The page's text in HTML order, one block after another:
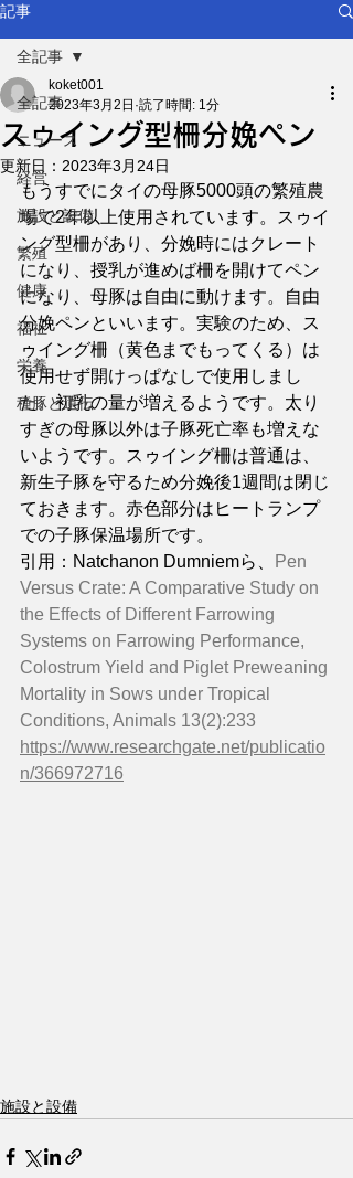
記事
全記事
ニュース
経営
施設と設備
繁殖
健康
福祉
栄養
種豚と遺伝
全記事
スゥイング型柵分娩ペン
koket001
2023年3月2日 読了時間: 1分
更新日： 2023年3月24日
もうすでにタイの母豚5000頭の繁殖農
場で2年以上使用されています。スゥイ
ング型柵があり、分娩時にはクレート
になり、授乳が進めば柵を開けてペン
になり、母豚は自由に動けます。自由
分娩ペンといいます。実験のため、ス
ゥイング柵（黄色までもってくる）は
使用せず開けっぱなしで使用しまし
た。初乳の量が増えるようです。太り
すぎの母豚以外は子豚死亡率も増えな
いようです。スゥイング柵は普通は、
新生子豚を守るため分娩後1週間は閉じ
ておきます。赤色部分はヒートランプ
での子豚保温場所です。
引用：Natchanon Dumniemら、
Pen
Versus Crate: A Comparative Study on
the Effects of Different Farrowing
Systems on Farrowing Performance,
Colostrum Yield and Piglet Preweaning
Mortality in Sows under Tropical
Conditions, Animals 13(2):233
https://www.researchgate.net/publicatio
n/366972716
施設と設備